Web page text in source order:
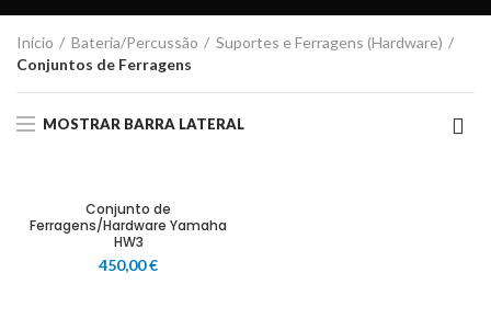
Início Bateria/Percussão
Suportes e Ferragens (Hardware)
Conjuntos de Ferragens
MOSTRAR BARRA LATERAL
Conjunto de
Ferragens/Hardware Yamaha
HW3
450,00€